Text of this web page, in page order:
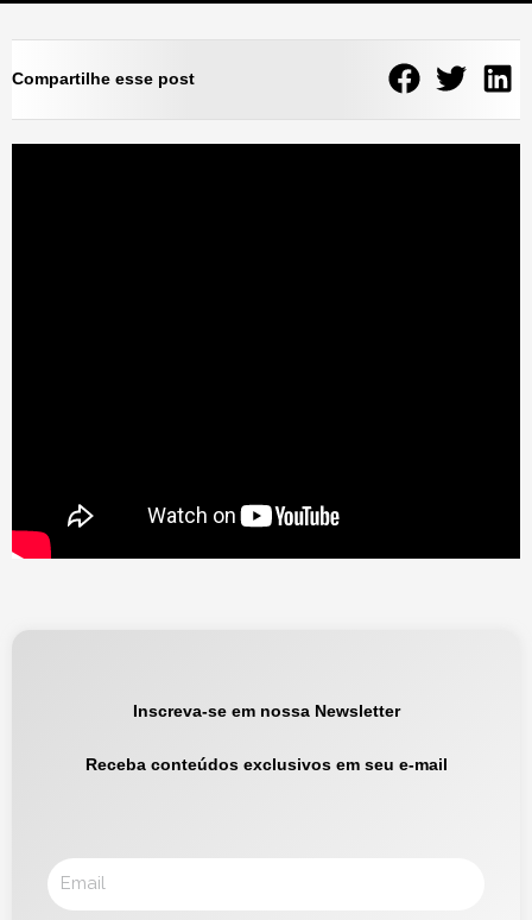
Compartilhe esse post
Inscreva-se em nossa Newsletter
Receba conteúdos exclusivos em seu e-mail
Email